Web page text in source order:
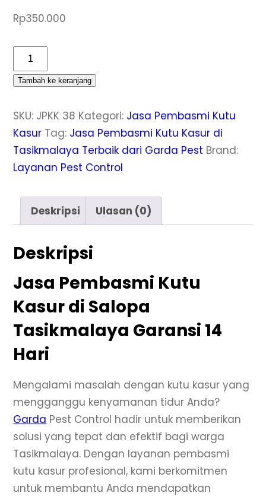
Rp350.000
Kuantitas
Jasa
Pembasmi
Kasur
di
Salopa
Tasikmalaya
Hari
Tambah ke keranjang
SKU: JPKK 38 Kategori: Jasa Pembasmi Kutu
Kasur Tag: Jasa Pembasmi Kutu Kasur di
Tasikmalaya Terbaik dari Garda Pest Brand:
Layanan Pest Control
Deskripsi Ulasan (0)
Deskripsi
Jasa Pembasmi Kutu
Kasur di Salopa
Tasikmalaya Garansi 14
Hari
Mengalami masalah dengan kutu kasur yang
mengganggu kenyamanan tidur Anda?
Garda Pest Control hadir untuk memberikan
solusi yang tepat dan efektif bagi warga
Tasikmalaya. Dengan layanan pembasmi
kutu kasur profesional, kami berkomitmen
untuk membantu Anda mendapatkan